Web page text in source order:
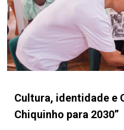
Cultura, identidade e
Chiquinho para 2030”